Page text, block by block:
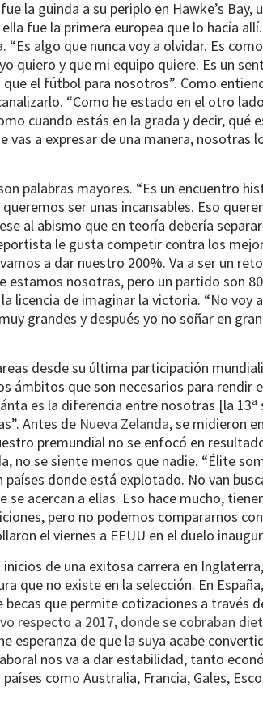
la guinda a su periplo en Hawke’s Bay,
fue la primera europea que lo hacía
algo que nunca voy a olvidar. Es
quiero y que mi equipo quiere. Es un
el fútbol para nosotros”. Como
“Como he estado en el otro
cuando estás en la grada y decir, qué
vas a expresar de una manera, nosotras
palabras mayores. “Es un encuentro
ser unas incansables. Eso
al abismo que en teoría debería
le gusta competir contra los
a dar nuestro 200%. Va a ser un
estamos nosotras, pero un partido son
licencia de imaginar la victoria. “No voy
grandes y después yo no soñar en
desde su última participación
ámbitos que son necesarios para rendir
es la diferencia entre nosotras [la 13ª
Antes de Nueva Zelanda, se midieron
premundial no se enfocó en
no se siente menos que nadie. “Élite
donde está explotado. No van
acercan a ellas. Eso hace mucho,
pero no podemos compararnos
el viernes a EEUU en el duelo
de una exitosa carrera en
que no existe en la selección. En
que permite cotizaciones a través
respecto a 2017, donde se cobraban
esperanza de que la suya acabe
nos va a dar estabilidad, tanto
como Australia, Francia, Gales,